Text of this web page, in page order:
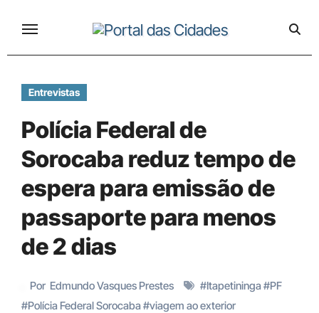
Entrevistas
Polícia Federal de
Sorocaba reduz tempo de
espera para emissão de
passaporte para menos
de 2 dias
Por Edmundo Vasques Prestes #Itapetininga#PF
#Polícia Federal Sorocaba#viagem ao exterior